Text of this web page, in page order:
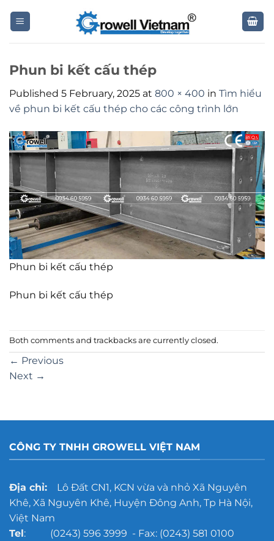
Phun bi kết cấu thép
Published 5 February, 2025 at 800 × 400 in Tìm hiểu
về phun bi kết cấu thép cho các công trình lớn
Phun bi kết cấu thép
Phun bi kết cấu thép
Both comments and trackbacks are currently closed.
← Previous
Next →
CÔNG TY TNHH GROWELL VIỆT NAM
Địa chỉ:Lô Đất CN1, KCN vừa và nhỏ Xã Nguyên
Khê, Xã Nguyên Khê, Huyện Đông Anh, Tp Hà Nội,
Việt Nam
Tel: (0243) 596 3999 - Fax: (0243) 581 0100